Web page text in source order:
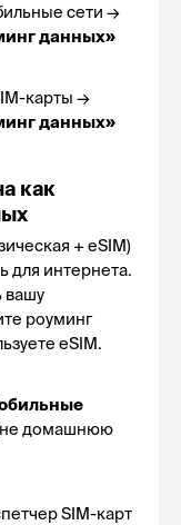
сети →
данных»
карты →
данных»
как
+ eSIM)
для интернета.
вашу
роуминг
eSIM.
домашнюю
SIM-карт